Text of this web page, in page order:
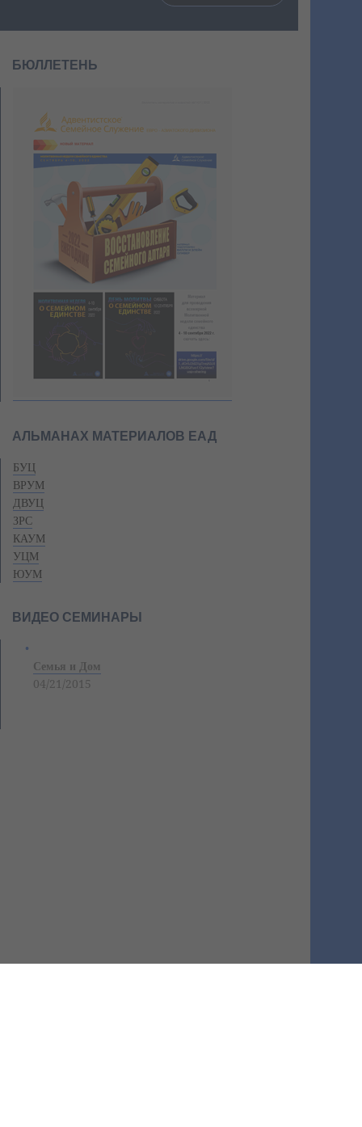
БЮЛЛЕТЕНЬ
АЛЬМАНАХ МАТЕРИАЛОВ ЕАД
БУЦ
ВРУМ
ДВУЦ
ЗРС
КАУМ
УЦМ
ЮУМ
ВИДЕО СЕМИНАРЫ
Семья и Дом
04/21/2015